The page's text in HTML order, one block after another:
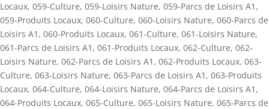
Locaux, 059-Culture, 059-Loisirs Nature, 059-Parcs de Loisirs A1 ,
059-Produits Locaux, 060-Culture, 060-Loisirs Nature, 060-Parcs de
Loisirs A1 , 060-Produits Locaux, 061-Culture, 061-Loisirs Nature,
061-Parcs de Loisirs A1 , 061-Produits Locaux, 062-Culture, 062-
Loisirs Nature, 062-Parcs de Loisirs A1 , 062-Produits Locaux, 063-
Culture, 063-Loisirs Nature, 063-Parcs de Loisirs A1 , 063-Produits
Locaux, 064-Culture, 064-Loisirs Nature, 064-Parcs de Loisirs A1 ,
064-Produits Locaux, 065-Culture, 065-Loisirs Nature, 065-Parcs de